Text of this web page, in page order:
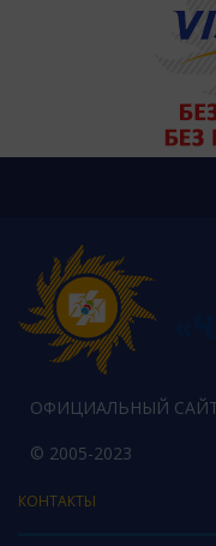
ОФИЦИАЛЬНЫЙ
© 2005-2023
КОНТАКТЫ